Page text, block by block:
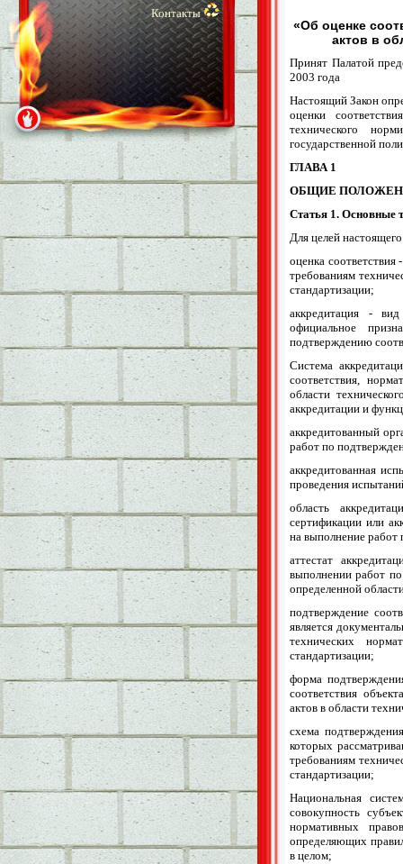
Контакты
«Об оценке
актов в
Принят Палатой
2003 года
Настоящий Закон
оценки
технического
государственной
ГЛАВА 1
ОБЩИЕ
Статья 1. Основные
Для целей
оценка соответствия
требованиям
стандартизации;
аккредитация - вид
официальное
подтверждению
Система
соответствия,
области
аккредитации и
аккредитованный
работ по
аккредитованная
проведения
область
сертификации или
на выполнение работ
аттестат
выполнении работ
определенной
подтверждение
является
технических
стандартизации;
форма
соответствия
актов в области
схема
которых
требованиям
стандартизации;
Национальная
совокупность
нормативных
определяющих
в целом;